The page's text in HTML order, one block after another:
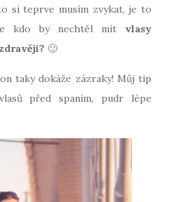
si teprve musím zvykat, je to
kdo by nechtěl mít vlasy
🙂
taky dokáže zázraky! Můj tip
před spaním, pudr lépe